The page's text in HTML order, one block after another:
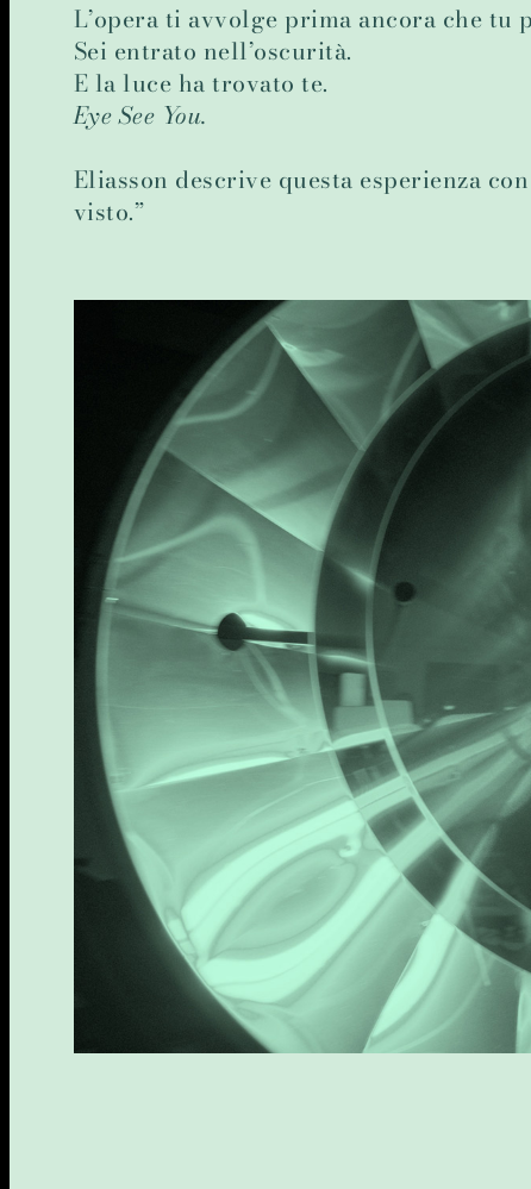
L’opera ti avvolge prima ancora che tu
Sei entrato nell’oscurità.
E la luce ha trovato te.
Eye See You.
Eliasson descrive questa esperienza
visto.”